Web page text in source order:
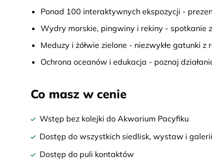
Ponad 100 interaktywnych ekspozycji -
Wydry morskie, pingwiny i rekiny - spotkanie
Meduzy i żółwie zielone - niezwykłe gatunki z
Ochrona oceanów i edukacja - poznaj
Co masz w cenie
Wstęp bez kolejki do Akwarium Pacyfiku
Dostęp do wszystkich siedlisk, wystaw i galerii
Dostęp do puli kontaktów